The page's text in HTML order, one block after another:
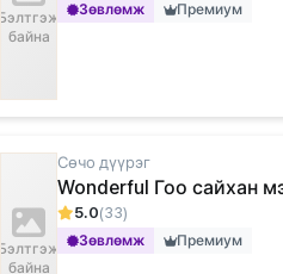
Бэлтгэж
байна
Зөвлөмж Премиум
Бэлтгэж
байна
Сөчо дүүрэг
Wonderful Гоо сайхан
5.0(33)
Зөвлөмж Премиум